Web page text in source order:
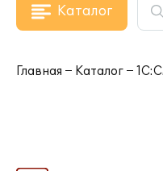
Каталог
Главная Каталог